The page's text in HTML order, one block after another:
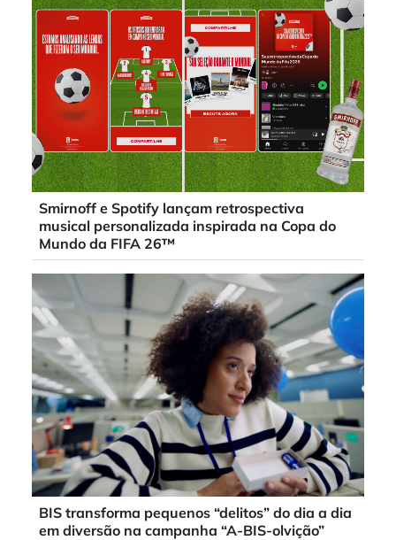
Smirnoff e Spotify lançam retrospectiva
musical personalizada inspirada na Copa do
Mundo da FIFA 26™
BIS transforma pequenos “delitos” do dia a dia
em diversão na campanha “A-BIS-olvição”